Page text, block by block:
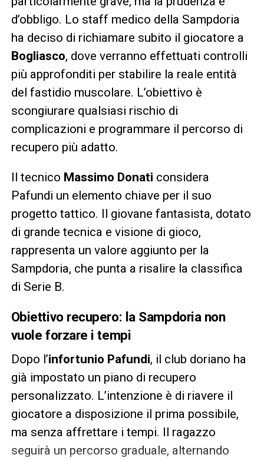
d’obbligo. Lo staff medico della Sampdoria
ha deciso di richiamare subito il giocatore a
Bogliasco, dove verranno effettuati controlli
più approfonditi per stabilire la reale entità
del fastidio muscolare. L’obiettivo è
scongiurare qualsiasi rischio di
complicazioni e programmare il percorso di
recupero più adatto.
Il tecnico Massimo Donati considera
Pafundi un elemento chiave per il suo
progetto tattico. Il giovane fantasista, dotato
di grande tecnica e visione di gioco,
rappresenta un valore aggiunto per la
Sampdoria, che punta a risalire la classifica
di Serie B.
Obiettivo recupero: la Sampdoria non
vuole forzare i tempi
Dopo l’infortunio Pafundi, il club doriano ha
già impostato un piano di recupero
personalizzato. L’intenzione è di riavere il
giocatore a disposizione il prima possibile,
ma senza affrettare i tempi. Il ragazzo
seguirà un percorso graduale, alternando